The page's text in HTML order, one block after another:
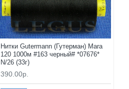
Нитки Gutermann (Гутерман) Mara
120 1000м #163 черный# *07676*
N/26 (33г)
390.00р.